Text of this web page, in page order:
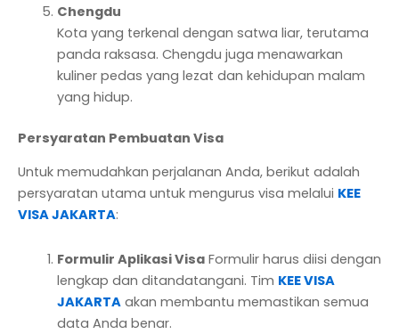
Chengdu
Kota yang terkenal dengan satwa liar, terutama
panda raksasa. Chengdu juga menawarkan
kuliner pedas yang lezat dan kehidupan malam
yang hidup.
Persyaratan Pembuatan Visa
Untuk memudahkan perjalanan Anda, berikut adalah
persyaratan utama untuk mengurus visa melalui KEE
VISA JAKARTA:
Formulir Aplikasi VisaFormulir harus diisi dengan
lengkap dan ditandatangani. Tim KEE VISA
JAKARTAakan membantu memastikan semua
data Anda benar.